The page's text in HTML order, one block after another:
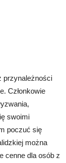
przynależności
Członkowie
swoimi
poczuć się
można
cenne dla osób z